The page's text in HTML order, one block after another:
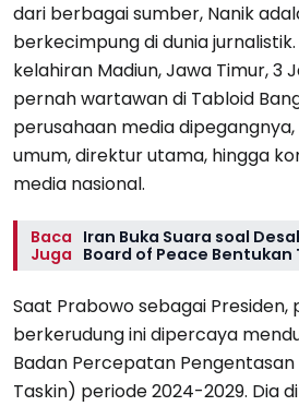
dari berbagai sumber, Nanik
berkecimpung di dunia
kelahiran Madiun, Jawa Timur, 3
pernah wartawan di Tabloid
perusahaan media
umum, direktur utama, hingga
media nasional.
Baca
Juga
Iran Buka Suara soal
Board of Peace Bentukan
Saat Prabowo sebagai
berkerudung ini dipercaya
Badan Percepatan Pengentasan
Taskin) periode 2024-2029. Dia